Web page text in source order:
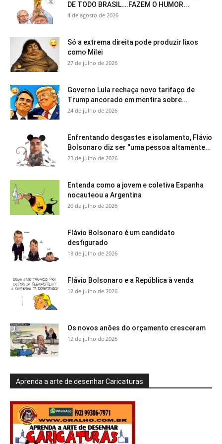
DE TODO BRASIL….FAZEM O HUMOR...
4 de agosto de 2026
Só a extrema direita pode produzir lixos
como Milei
27 de julho de 2026
Governo Lula rechaça novo tarifaço de
Trump ancorado em mentira sobre...
24 de julho de 2026
Enfrentando desgastes e isolamento, Flávio
Bolsonaro diz ser “uma pessoa altamente...
23 de julho de 2026
Entenda como a jovem e coletiva Espanha
nocauteou a Argentina
20 de julho de 2026
Flávio Bolsonaro é um candidato
desfigurado
18 de julho de 2026
Flávio Bolsonaro e a República à venda
12 de julho de 2026
Os novos anões do orçamento cresceram
12 de julho de 2026
Aprenda a arte de desenhar Caricaturas